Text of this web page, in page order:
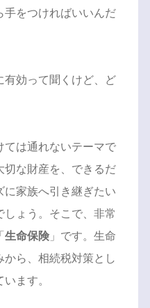
手をつければいいんだ
有効って聞くけど、ど
ては通れないテーマで
切な財産を、できるだ
に家族へ引き継ぎたい
しょう。そこで、非常
生命保険」です。生命
ら、相続税対策とし
ます。